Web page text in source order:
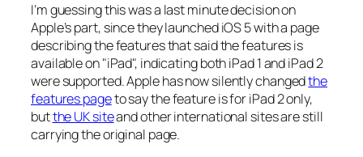
I’m guessing this was a last minute decision on
Apple’s part, since they launched iOS 5 with a page
describing the features that said the features is
available on "iPad", indicating both iPad 1 and iPad 2
were supported. Apple has now silently changedthe
features pageto say the feature is for iPad 2 only,
butthe UK siteand other international sites are still
carrying the original page.